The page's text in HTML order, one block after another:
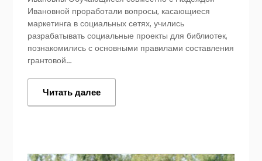
Ивановной проработали вопросы, касающиеся
маркетинга в социальных сетях, учились
разрабатывать социальные проекты для библиотек,
познакомились с основными правилами составления
грантовой…
Читать далее